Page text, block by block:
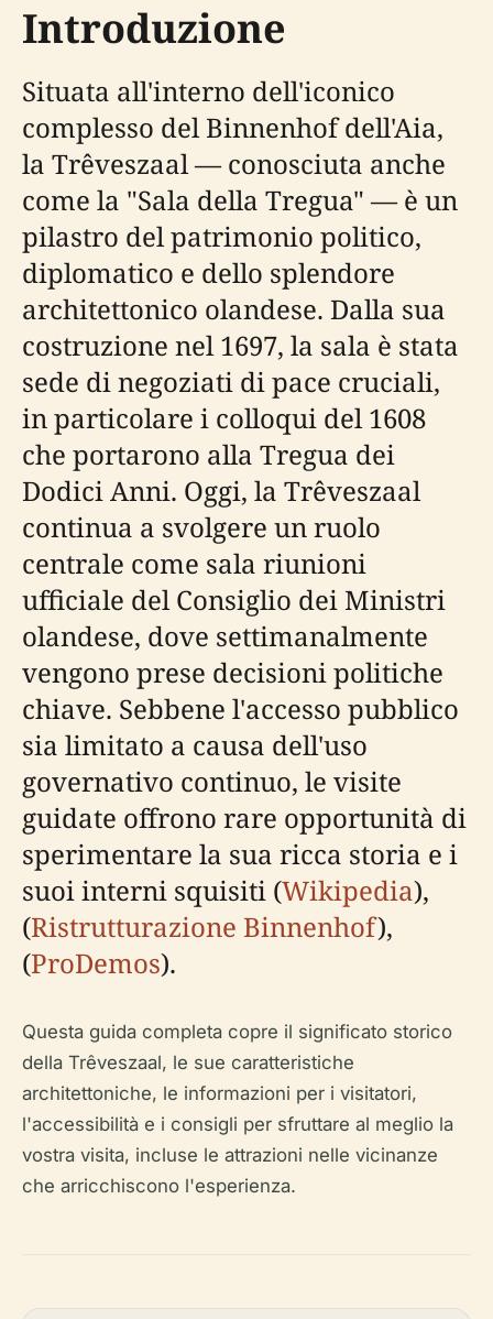
Introduzione
Situata all'interno dell'iconico
complesso del Binnenhof dell'Aia,
la Trêveszaal — conosciuta anche
come la "Sala della Tregua" — è un
pilastro del patrimonio politico,
diplomatico e dello splendore
architettonico olandese. Dalla sua
costruzione nel 1697, la sala è stata
sede di negoziati di pace cruciali,
in particolare i colloqui del 1608
che portarono alla Tregua dei
Dodici Anni. Oggi, la Trêveszaal
continua a svolgere un ruolo
centrale come sala riunioni
ufficiale del Consiglio dei Ministri
olandese, dove settimanalmente
vengono prese decisioni politiche
chiave. Sebbene l'accesso pubblico
sia limitato a causa dell'uso
governativo continuo, le visite
guidate offrono rare opportunità di
sperimentare la sua ricca storia e i
suoi interni squisiti (Wikipedia),
(Ristrutturazione Binnenhof),
(ProDemos).
Questa guida completa copre il significato storico
della Trêveszaal, le sue caratteristiche
architettoniche, le informazioni per i visitatori,
l'accessibilità e i consigli per sfruttare al meglio la
vostra visita, incluse le attrazioni nelle vicinanze
che arricchiscono l'esperienza.